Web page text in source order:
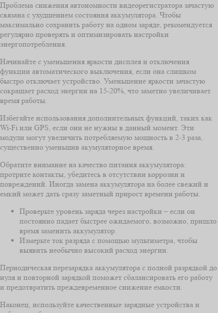
Проблема снижения автономности видеорегистратора зачастую
связана с ухудшением состояния аккумулятора. Чтобы
максимально сохранить работу на одном заряде, рекомендуется
регулярно проверять и оптимизировать настройки
энергопотребления.
Начинайте с уменьшения яркости дисплея и отключения
функции автоматического выключения, если она слишком
быстро отключает устройство. Уменьшение яркости зачастую
сокращает расход энергии на 15-20%, что заметно увеличивает
время работы.
Избегайте использования дополнительных функций, таких как
Wi-Fi или GPS, если они не нужны в данный момент. Эти
модули могут увеличить потребляемую мощность в 2-3 раза,
существенно уменьшив акумуляторное время.
Обратите внимание на качество питания аккумулятора:
протрите контакты, убедитесь в отсутствии коррозии и
повреждений. Иногда замена аккумулятора на более свежий и
емкий может дать сразу заметный прирост времени работы.
Проверьте уровень заряда через настройки – если он
постоянно падает быстрее ожидаемого, возможно, пришло
время заменить аккумулятор.
Измерьте ток разряда с помощью мультиметра, чтобы
выявить необычно высокий расход энергии.
Периодическая перезарядка аккумулятора с полной разрядкой до
нуля и повторной зарядкой поможет сбалансировать его работу
и предотвратить преждевременное снижение емкости.
Наконец, используйте качественные зарядные устройства и